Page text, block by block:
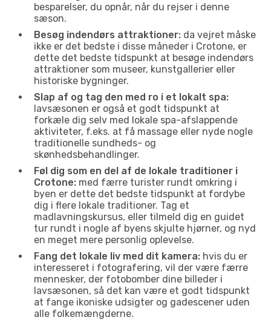
besparelser, du opnår, når du rejser i denne
sæson.
Besøg indendørs attraktioner: da vejret måske
ikke er det bedste i disse måneder i Crotone, er
dette det bedste tidspunkt at besøge indendørs
attraktioner som museer, kunstgallerier eller
historiske bygninger.
Slap af og tag den med ro i et lokalt spa:
lavsæsonen er også et godt tidspunkt at
forkæle dig selv med lokale spa-afslappende
aktiviteter, f.eks. at få massage eller nyde nogle
traditionelle sundheds- og
skønhedsbehandlinger.
Føl dig som en del af de lokale traditioner i
Crotone: med færre turister rundt omkring i
byen er dette det bedste tidspunkt at fordybe
dig i flere lokale traditioner. Tag et
madlavningskursus, eller tilmeld dig en guidet
tur rundt i nogle af byens skjulte hjørner, og nyd
en meget mere personlig oplevelse.
Fang det lokale liv med dit kamera: hvis du er
interesseret i fotografering, vil der være færre
mennesker, der fotobomber dine billeder i
lavsæsonen, så det kan være et godt tidspunkt
at fange ikoniske udsigter og gadescener uden
alle folkemængderne.